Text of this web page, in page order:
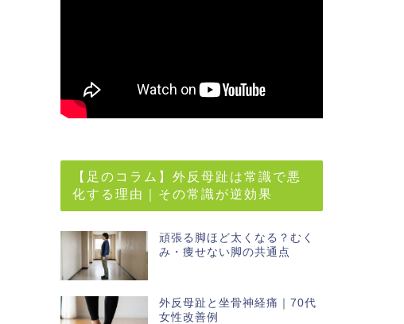
【足のコラム】外反母趾は常識で悪
化する理由｜その常識が逆効果
頑張る脚ほど太くなる？むく
み・痩せない脚の共通点
外反母趾と坐骨神経痛｜70代
女性改善例